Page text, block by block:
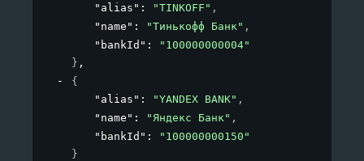
"alias" : "TINKOFF" ,
"name" : "Тинькофф Банк" ,
"bankId" :
"100000000004"
} ,
{
"alias" : "YANDEX BANK" ,
"name" : "Яндекс Банк" ,
"bankId" :
"100000000150"
}